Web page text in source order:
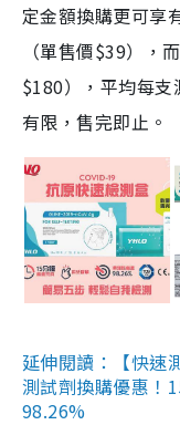
定金額換購更可享
（單售價$39），
$180），平均每
有限，售完即止。
延伸閱讀：【快速
測試劑換購優惠！
98.26%